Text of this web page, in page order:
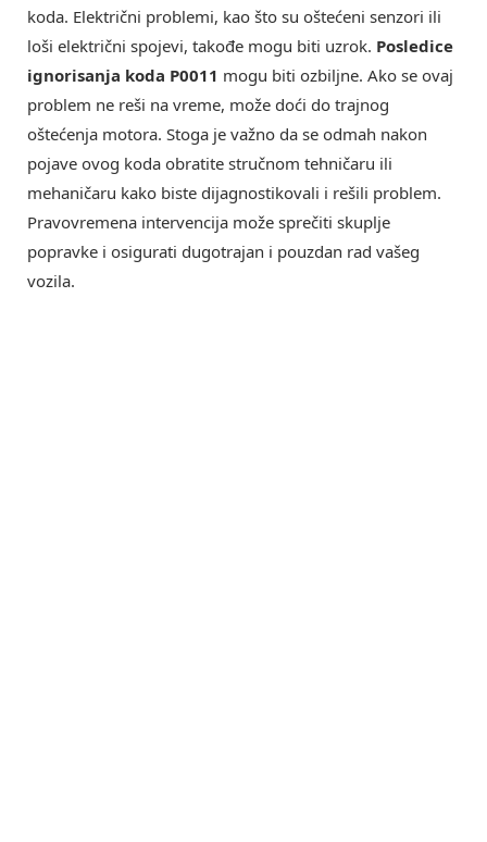
koda. Električni problemi, kao što su oštećeni senzori ili
loši električni spojevi, takođe mogu biti uzrok. Posledice
ignorisanja koda P0011 mogu biti ozbiljne. Ako se ovaj
problem ne reši na vreme, može doći do trajnog
oštećenja motora. Stoga je važno da se odmah nakon
pojave ovog koda obratite stručnom tehničaru ili
mehaničaru kako biste dijagnostikovali i rešili problem.
Pravovremena intervencija može sprečiti skuplje
popravke i osigurati dugotrajan i pouzdan rad vašeg
vozila.